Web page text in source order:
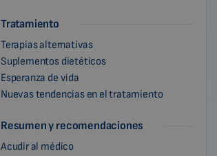
Tratamiento
Terapias alternativas
Suplementos dietéticos
Esperanza de vida
Nuevas tendencias en el tratamiento
Resumen y recomendaciones
Acudir al médico